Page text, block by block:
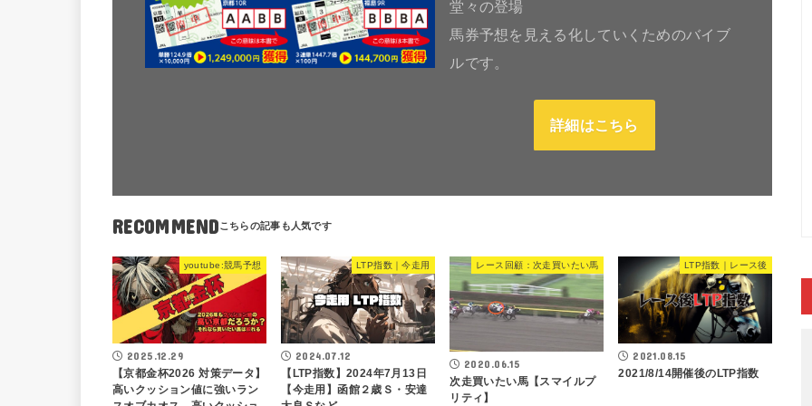
堂々の登場
馬券予想を見える化していくためのバイブ
ルです。
詳細はこちら
RECOMMEND
youtube:競馬予想
2025.12.29
【京都金杯2026 対策データ】
高いクッション値に強いラン
LTP指数｜今走用
2024.07.12
【LTP指数】2024年7月13日
【今走用】函館２歳Ｓ・安達
レース回顧：次走買いたい馬
2020.06.15
次走買いたい馬【スマイルプ
リティ】
LTP指数｜レース後
2021.08.15
2021/8/14開催後のLTP指数